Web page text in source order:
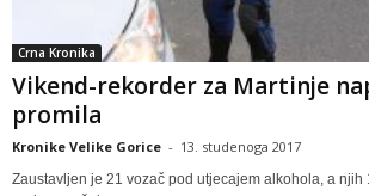
Crna Kronika
Vikend-rekorder za Martinje
promila
Kronike Velike Gorice - 13. studenoga 2017
Zaustavljen je 21 vozač pod utjecajem alkohola, a njih